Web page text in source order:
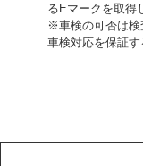
るEマークを取得
※車検の可否は検
車検対応を保証す